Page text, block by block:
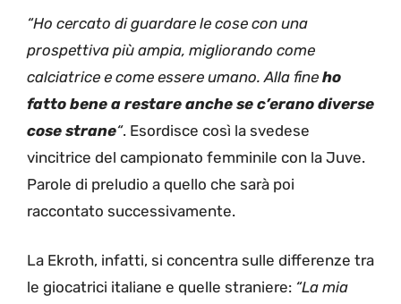
“Ho cercato di guardare le cose con una
prospettiva più ampia, migliorando come
calciatrice e come essere umano. Alla fine ho
fatto bene a restare anche se c’erano diverse
cose strane“. Esordisce così la svedese
vincitrice del campionato femminile con la Juve.
Parole di preludio a quello che sarà poi
raccontato successivamente.
La Ekroth, infatti, si concentra sulle differenze tra
le giocatrici italiane e quelle straniere: “La mia